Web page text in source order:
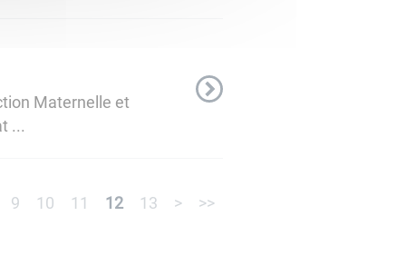
Maternelle et
...
9 10 11 12 13 > >>